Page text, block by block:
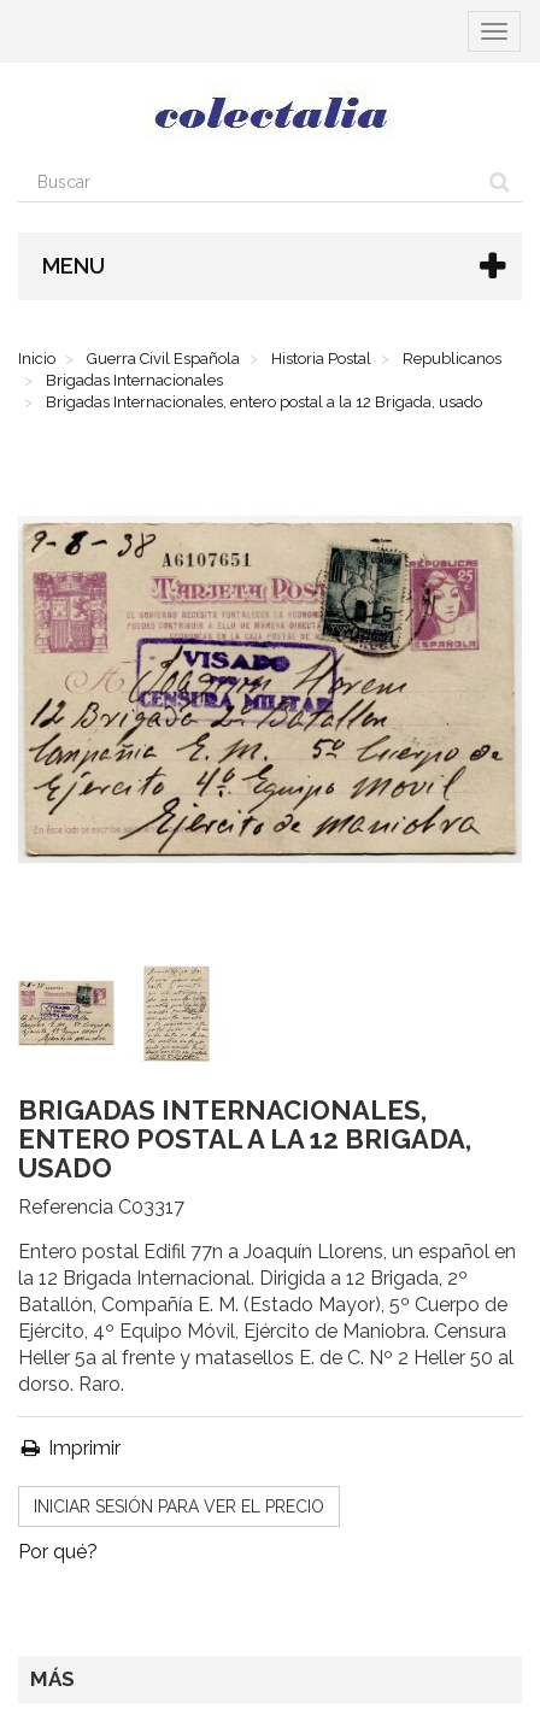
MENU
Inicio Guerra Civil Española Historia Postal
Republicanos
Brigadas Internacionales
Brigadas Internacionales, entero postal a la 12 Brigada, usado
BRIGADAS INTERNACIONALES,
ENTERO POSTAL A LA 12 BRIGADA,
USADO
Referencia C03317
Entero postal Edifil 77n a Joaquín Llorens, un español en
la 12 Brigada Internacional. Dirigida a 12 Brigada, 2º
Batallón, Compañía E. M. (Estado Mayor), 5º Cuerpo de
Ejército, 4º Equipo Móvil, Ejército de Maniobra. Censura
Heller 5a al frente y matasellos E. de C. Nº 2 Heller 50 al
dorso. Raro.
Imprimir
INICIAR SESIÓN PARA VER EL PRECIO
Por qué?
MÁS